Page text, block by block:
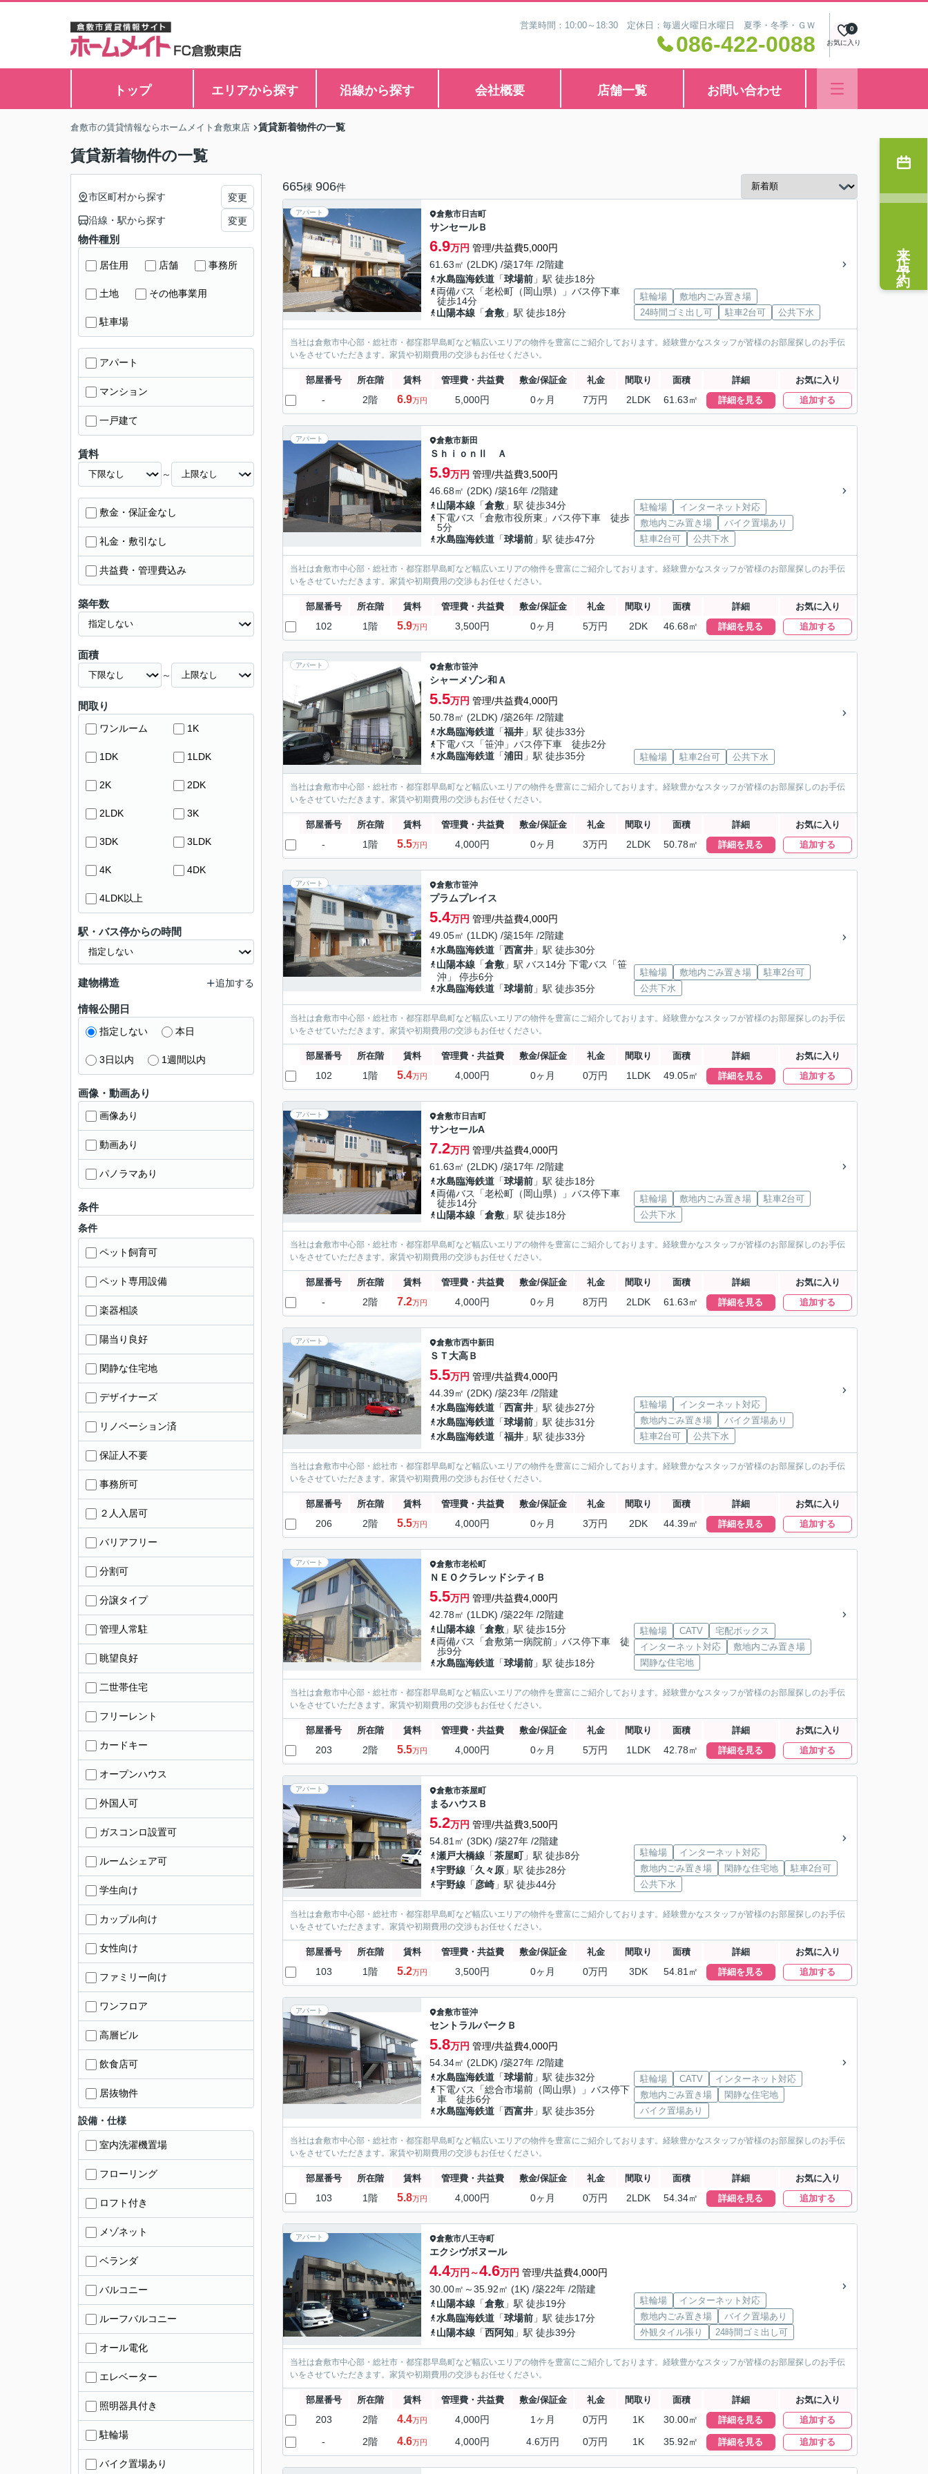
営業時間：10:00～18:30 定休日：毎週火曜日水曜日 夏季・冬季・ＧＷ
086-422-0088 お気に入り
0
トップ エリアから探す 沿線から探す 会社概要 店舗一覧 お問い合わせ
倉敷市の賃貸情報ならホームメイト倉敷東店 賃貸新着物件の一覧
賃貸新着物件の一覧
665棟 906件
アパート 倉敷市 日吉町
サンセールＢ
6.9万円 管理/共益費5,000円
61.63㎡ (2LDK) /築17年 /2階建
水島臨海鉄道 「球場前 」駅 徒歩18分
両備バス「老松町（岡山県）」バス停下車
徒歩14分
山陽本線 「倉敷 」駅 徒歩18分
駐輪場
敷地内ごみ置き場
24時間ゴミ出し可
駐車2台可 公共下水
当社は倉敷市中心部・総社市・都窪郡早島町など幅広いエリアの物件を豊富にご紹介しております。経験豊かなスタッフが皆様のお部屋探しのお手伝
いをさせていただきます。家賃や初期費用の交渉もお任せください。
部屋番号 所在階 賃料 管理費・共益費 敷金/保証金 礼金 間取り 面積 詳細 お気に入り
- 2階 6.9万円 5,000円 0ヶ月 7万円 2LDK 61.63㎡ 詳細を見る 追加する
アパート 倉敷市新田
ＳｈｉｏｎⅡ Ａ
5.9万円 管理/共益費3,500円
46.68㎡ (2DK) /築16年 /2階建
山陽本線 「倉敷 」駅 徒歩34分
下電バス「倉敷市役所東」バス停下車 徒歩
5分
水島臨海鉄道 「球場前 」駅 徒歩47分
駐輪場
インターネット対応
敷地内ごみ置き場
バイク置場あり
駐車2台可
公共下水
当社は倉敷市中心部・総社市・都窪郡早島町など幅広いエリアの物件を豊富にご紹介しております。経験豊かなスタッフが皆様のお部屋探しのお手伝
いをさせていただきます。家賃や初期費用の交渉もお任せください。
部屋番号 所在階 賃料 管理費・共益費 敷金/保証金 礼金 間取り 面積 詳細 お気に入り
102 1階 5.9万円 3,500円 0ヶ月 5万円 2DK 46.68㎡ 詳細を見る 追加する
アパート 倉敷市笹沖
シャーメゾン和Ａ
5.5万円 管理/共益費4,000円
50.78㎡ (2LDK) /築26年 /2階建
水島臨海鉄道 「福井 」駅 徒歩33分
下電バス「笹沖」バス停下車 徒歩2分
水島臨海鉄道 「浦田 」駅 徒歩35分 駐輪場 駐車2台可 公共下水
当社は倉敷市中心部・総社市・都窪郡早島町など幅広いエリアの物件を豊富にご紹介しております。経験豊かなスタッフが皆様のお部屋探しのお手伝
いをさせていただきます。家賃や初期費用の交渉もお任せください。
部屋番号 所在階 賃料 管理費・共益費 敷金/保証金 礼金 間取り 面積 詳細 お気に入り
- 1階 5.5万円 4,000円 0ヶ月 3万円 2LDK 50.78㎡ 詳細を見る 追加する
アパート 倉敷市笹沖
プラムプレイス
5.4万円 管理/共益費4,000円
49.05㎡ (1LDK) /築15年 /2階建
水島臨海鉄道 「西富井 」駅 徒歩30分
山陽本線 「倉敷 」駅 バス14分 下電バス「笹
沖」 停歩6分
水島臨海鉄道 「球場前 」駅 徒歩35分
駐輪場 敷地内ごみ置き場
駐車2台可
公共下水
当社は倉敷市中心部・総社市・都窪郡早島町など幅広いエリアの物件を豊富にご紹介しております。経験豊かなスタッフが皆様のお部屋探しのお手伝
いをさせていただきます。家賃や初期費用の交渉もお任せください。
部屋番号 所在階 賃料 管理費・共益費 敷金/保証金 礼金 間取り 面積 詳細 お気に入り
102 1階 5.4万円 4,000円 0ヶ月 0万円 1LDK 49.05㎡ 詳細を見る 追加する
アパート 倉敷市 日吉町
サンセールA
7.2万円 管理/共益費4,000円
61.63㎡ (2LDK) /築17年 /2階建
水島臨海鉄道 「球場前 」駅 徒歩18分
両備バス「老松町（岡山県）」バス停下車
徒歩14分
山陽本線 「倉敷 」駅 徒歩18分
駐輪場 敷地内ごみ置き場
駐車2台可
公共下水
当社は倉敷市中心部・総社市・都窪郡早島町など幅広いエリアの物件を豊富にご紹介しております。経験豊かなスタッフが皆様のお部屋探しのお手伝
いをさせていただきます。家賃や初期費用の交渉もお任せください。
部屋番号 所在階 賃料 管理費・共益費 敷金/保証金 礼金 間取り 面積 詳細 お気に入り
- 2階 7.2万円 4,000円 0ヶ月 8万円 2LDK 61.63㎡ 詳細を見る 追加する
アパート 倉敷市西中新田
ＳＴ大高Ｂ
5.5万円 管理/共益費4,000円
44.39㎡ (2DK) /築23年 /2階建
水島臨海鉄道 「西富井 」駅 徒歩27分
水島臨海鉄道 「球場前 」駅 徒歩31分
水島臨海鉄道 「福井 」駅 徒歩33分
駐輪場
インターネット対応
敷地内ごみ置き場
バイク置場あり
駐車2台可
公共下水
当社は倉敷市中心部・総社市・都窪郡早島町など幅広いエリアの物件を豊富にご紹介しております。経験豊かなスタッフが皆様のお部屋探しのお手伝
いをさせていただきます。家賃や初期費用の交渉もお任せください。
部屋番号 所在階 賃料 管理費・共益費 敷金/保証金 礼金 間取り 面積 詳細 お気に入り
206 2階 5.5万円 4,000円 0ヶ月 3万円 2DK 44.39㎡ 詳細を見る 追加する
アパート 倉敷市老松町
ＮＥＯクラレッドシティＢ
5.5万円 管理/共益費4,000円
42.78㎡ (1LDK) /築22年 /2階建
山陽本線 「倉敷 」駅 徒歩15分
両備バス「倉敷第一病院前」バス停下車 徒
歩9分
水島臨海鉄道 「球場前 」駅 徒歩18分
駐輪場 CATV
宅配ボックス
インターネット対応
敷地内ごみ置き場
閑静な住宅地
当社は倉敷市中心部・総社市・都窪郡早島町など幅広いエリアの物件を豊富にご紹介しております。経験豊かなスタッフが皆様のお部屋探しのお手伝
いをさせていただきます。家賃や初期費用の交渉もお任せください。
部屋番号 所在階 賃料 管理費・共益費 敷金/保証金 礼金 間取り 面積 詳細 お気に入り
203 2階 5.5万円 4,000円 0ヶ月 5万円 1LDK 42.78㎡ 詳細を見る 追加する
アパート 倉敷市茶屋町
まるハウスＢ
5.2万円 管理/共益費3,500円
54.81㎡ (3DK) /築27年 /2階建
瀬戸大橋線 「茶屋町」駅 徒歩8分
宇野線 「久々原 」駅 徒歩28分
宇野線 「彦崎 」駅 徒歩44分
駐輪場
インターネット対応
敷地内ごみ置き場
閑静な住宅地
駐車2台可
公共下水
当社は倉敷市中心部・総社市・都窪郡早島町など幅広いエリアの物件を豊富にご紹介しております。経験豊かなスタッフが皆様のお部屋探しのお手伝
いをさせていただきます。家賃や初期費用の交渉もお任せください。
部屋番号 所在階 賃料 管理費・共益費 敷金/保証金 礼金 間取り 面積 詳細 お気に入り
103 1階 5.2万円 3,500円 0ヶ月 0万円 3DK 54.81㎡ 詳細を見る 追加する
アパート 倉敷市笹沖
セントラルパークＢ
5.8万円 管理/共益費4,000円
54.34㎡ (2LDK) /築27年 /2階建
水島臨海鉄道 「球場前 」駅 徒歩32分
下電バス「総合市場前（岡山県）」バス停下
車 徒歩6分
水島臨海鉄道 「西富井 」駅 徒歩35分
駐輪場 CATV
インターネット対応
敷地内ごみ置き場
閑静な住宅地
バイク置場あり
当社は倉敷市中心部・総社市・都窪郡早島町など幅広いエリアの物件を豊富にご紹介しております。経験豊かなスタッフが皆様のお部屋探しのお手伝
いをさせていただきます。家賃や初期費用の交渉もお任せください。
部屋番号 所在階 賃料 管理費・共益費 敷金/保証金 礼金 間取り 面積 詳細 お気に入り
103 1階 5.8万円 4,000円 0ヶ月 0万円 2LDK 54.34㎡ 詳細を見る 追加する
アパート 倉敷市八王寺町
エクシヴボヌール
4.4万円～4.6万円 管理/共益費4,000円
30.00㎡～35.92㎡ (1K) /築22年 /2階建
山陽本線 「倉敷 」駅 徒歩19分
水島臨海鉄道 「球場前 」駅 徒歩17分
山陽本線 「西阿知 」駅 徒歩39分
駐輪場
インターネット対応
敷地内ごみ置き場
バイク置場あり
外観タイル張り
24時間ゴミ出し可
当社は倉敷市中心部・総社市・都窪郡早島町など幅広いエリアの物件を豊富にご紹介しております。経験豊かなスタッフが皆様のお部屋探しのお手伝
いをさせていただきます。家賃や初期費用の交渉もお任せください。
部屋番号 所在階 賃料 管理費・共益費 敷金/保証金 礼金 間取り 面積 詳細 お気に入り
203 2階 4.4万円 4,000円 1ヶ月 0万円 1K 30.00㎡ 詳細を見る 追加する
- 2階 4.6万円 4,000円 4.6万円 0万円 1K 35.92㎡ 詳細を見る 追加する
市区町村から探す 変更
沿線・駅から探す 変更
物件種別
居住用 店舗 事務所
土地 その他事業用
駐車場
アパート
マンション
一戸建て
賃料
～
敷金・保証金なし
礼金・敷引なし
共益費・管理費込み
築年数
面積
～
間取り
ワンルーム 1K
1DK 1LDK
2K 2DK
2LDK 3K
3DK 3LDK
4K 4DK
4LDK以上
駅・バス停からの時間
建物構造 追加する
情報公開日
指定しない 本日
3日以内 1週間以内
画像・動画あり
画像あり
動画あり
パノラマあり
条件
条件
ペット飼育可
ペット専用設備
楽器相談
陽当り良好
閑静な住宅地
デザイナーズ
リノベーション済
保証人不要
事務所可
２人入居可
バリアフリー
分割可
分譲タイプ
管理人常駐
眺望良好
二世帯住宅
フリーレント
カードキー
オープンハウス
外国人可
ガスコンロ設置可
ルームシェア可
学生向け
カップル向け
女性向け
ファミリー向け
ワンフロア
高層ビル
飲食店可
居抜物件
設備・仕様
室内洗濯機置場
フローリング
ロフト付き
メゾネット
ベランダ
バルコニー
ルーフバルコニー
オール電化
エレベーター
照明器具付き
駐輪場
バイク置場あり
来店予約